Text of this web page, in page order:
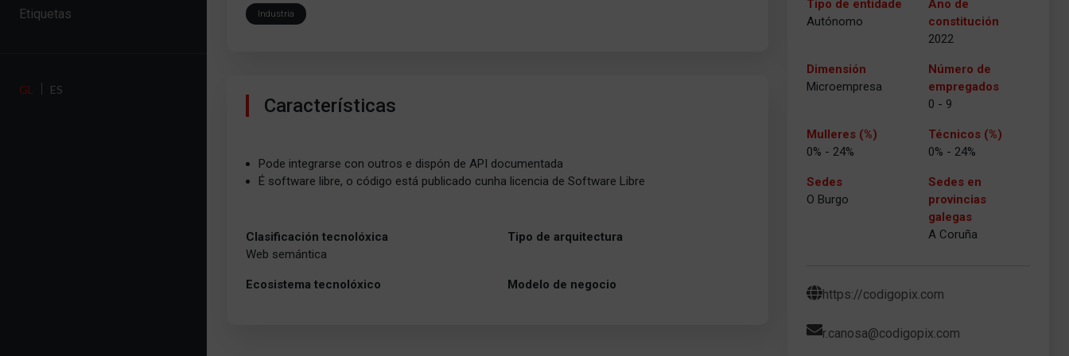
Etiquetas
GL ES
Industria
Características
Pode integrarse con outros e dispón de API documentada
É software libre, o código está publicado cunha licencia de Software Libre
Clasificación tecnolóxica
Web semántica
Tipo de arquitectura
Ecosistema tecnolóxico Modelo de negocio
Tipo de entidade
Autónomo
Ano de
constitución
2022
Dimensión
Microempresa
Número de
empregados
0 - 9
Mulleres (%)
0% - 24%
Técnicos (%)
0% - 24%
Sedes
O Burgo
Sedes en
provincias
galegas
A Coruña
https://codigopix.com
r.canosa@codigopix.com